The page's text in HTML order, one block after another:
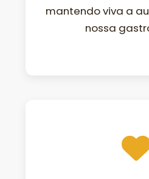
mantendo viva a
nossa